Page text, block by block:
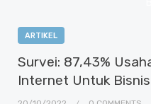
ARTIKEL
Survei: 87,43%
Internet Untuk Bisnis